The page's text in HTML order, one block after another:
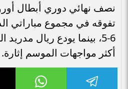
نصف نهائي دوري أبطال
تفوقه في مجموع مباراتي
6-5، بينما يودع ريال
أكثر مواجهات الموسم إثارة.